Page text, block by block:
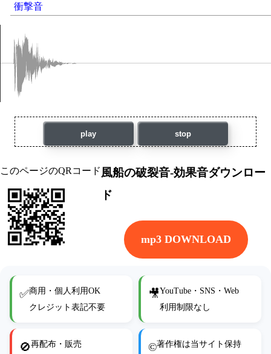
衝撃音
play stop
このページのQRコード 風船の破裂音-効果音ダウンロー
ド
mp3 DOWNLOAD
✅商用・個人利用OK
クレジット表記不要
🎥YouTube・SNS・Web
利用制限なし
🚫再配布・販売 ©著作権は当サイト保持